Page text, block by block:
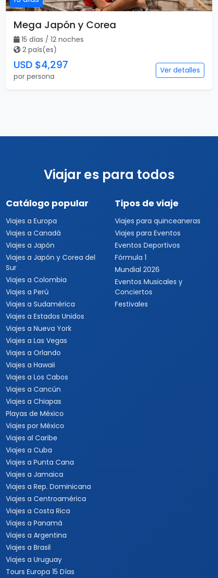
Mega Japón y Corea
15 días / 12 noches
2 país(es)
USD $4,297
por persona
Ver detalles
Viajar es para todos
Catálogo popular
Viajes a Europa
Viajes a Canadá
Viajes a Japón
Viajes a Japón y Corea del
Sur
Viajes a Colombia
Viajes a Perú
Viajes a Sudamérica
Viajes a Estados Unidos
Viajes a Nueva York
Viajes a Las Vegas
Viajes a Orlando
Viajes a Hawaii
Viajes a Los Cabos
Viajes a Cancún
Viajes a Chiapas
Playas de México
Viajes por México
Viajes al Caribe
Viajes a Cuba
Viajes a Punta Cana
Viajes a Jamaica
Viajes a Rep. Dominicana
Viajes a Centroamérica
Viajes a Costa Rica
Viajes a Panamá
Viajes a Argentina
Viajes a Brasil
Viajes a Uruguay
Tours Europa 15 Días
Tipos de viaje
Viajes para quinceaneras
Viajes para Eventos
Eventos Deportivos
Fórmula 1
Mundial 2026
Eventos Musicales y
Conciertos
Festivales